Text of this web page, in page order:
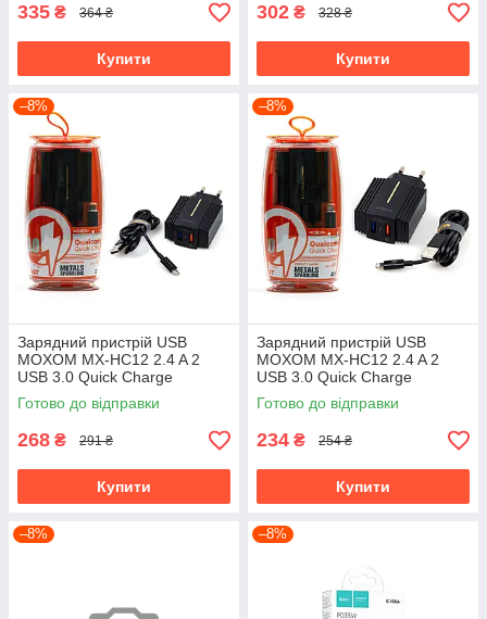
335 ₴ 364 ₴
Купити
302 ₴ 328 ₴
Купити
–8%
Зарядний пристрій USB
MOXOM MX-HC12 2.4 A 2
USB 3.0 Quick Charge
(адаптер + кабель USB-Micro
- USB)
Готово до відправки
268 ₴ 291 ₴
Купити
–8%
Зарядний пристрій USB
MOXOM MX-HC12 2.4 A 2
USB 3.0 Quick Charge
(адаптер + кабель USB-
Lightning)
Готово до відправки
234 ₴ 254 ₴
Купити
–8% –8%